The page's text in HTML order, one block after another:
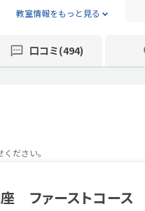
教室情報をもっと見る
口コミ(494)
ださい。
ファーストコース